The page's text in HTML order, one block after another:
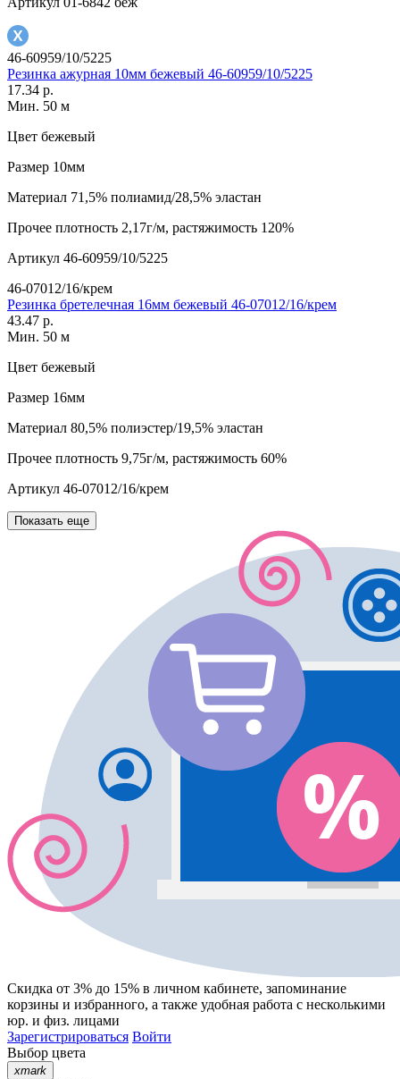
46-60959/10/5225
Резинка ажурная 10мм бежевый 46-60959/10/5225
17.34 р.
Мин. 50 м
Цвет бежевый
Размер 10мм
Материал 71,5% полиамид/28,5% эластан
Прочее плотность 2,17г/м, растяжимость 120%
Артикул 46-60959/10/5225
46-07012/16/крем
Резинка бретелечная 16мм бежевый 46-07012/16/крем
43.47 р.
Мин. 50 м
Цвет бежевый
Размер 16мм
Материал 80,5% полиэстер/19,5% эластан
Прочее плотность 9,75г/м, растяжимость 60%
Артикул 46-07012/16/крем
Показать еще
Скидка от 3% до 15% в личном кабинете, запоминание
корзины и избранного, а также удобная работа с несколькими
юр. и физ. лицами
Зарегистрироваться Войти
Выбор цвета
xmark